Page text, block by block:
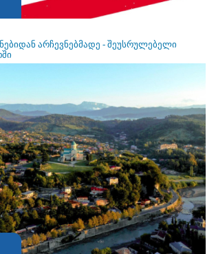
არჩევნებმადე - შეუსრულებელი